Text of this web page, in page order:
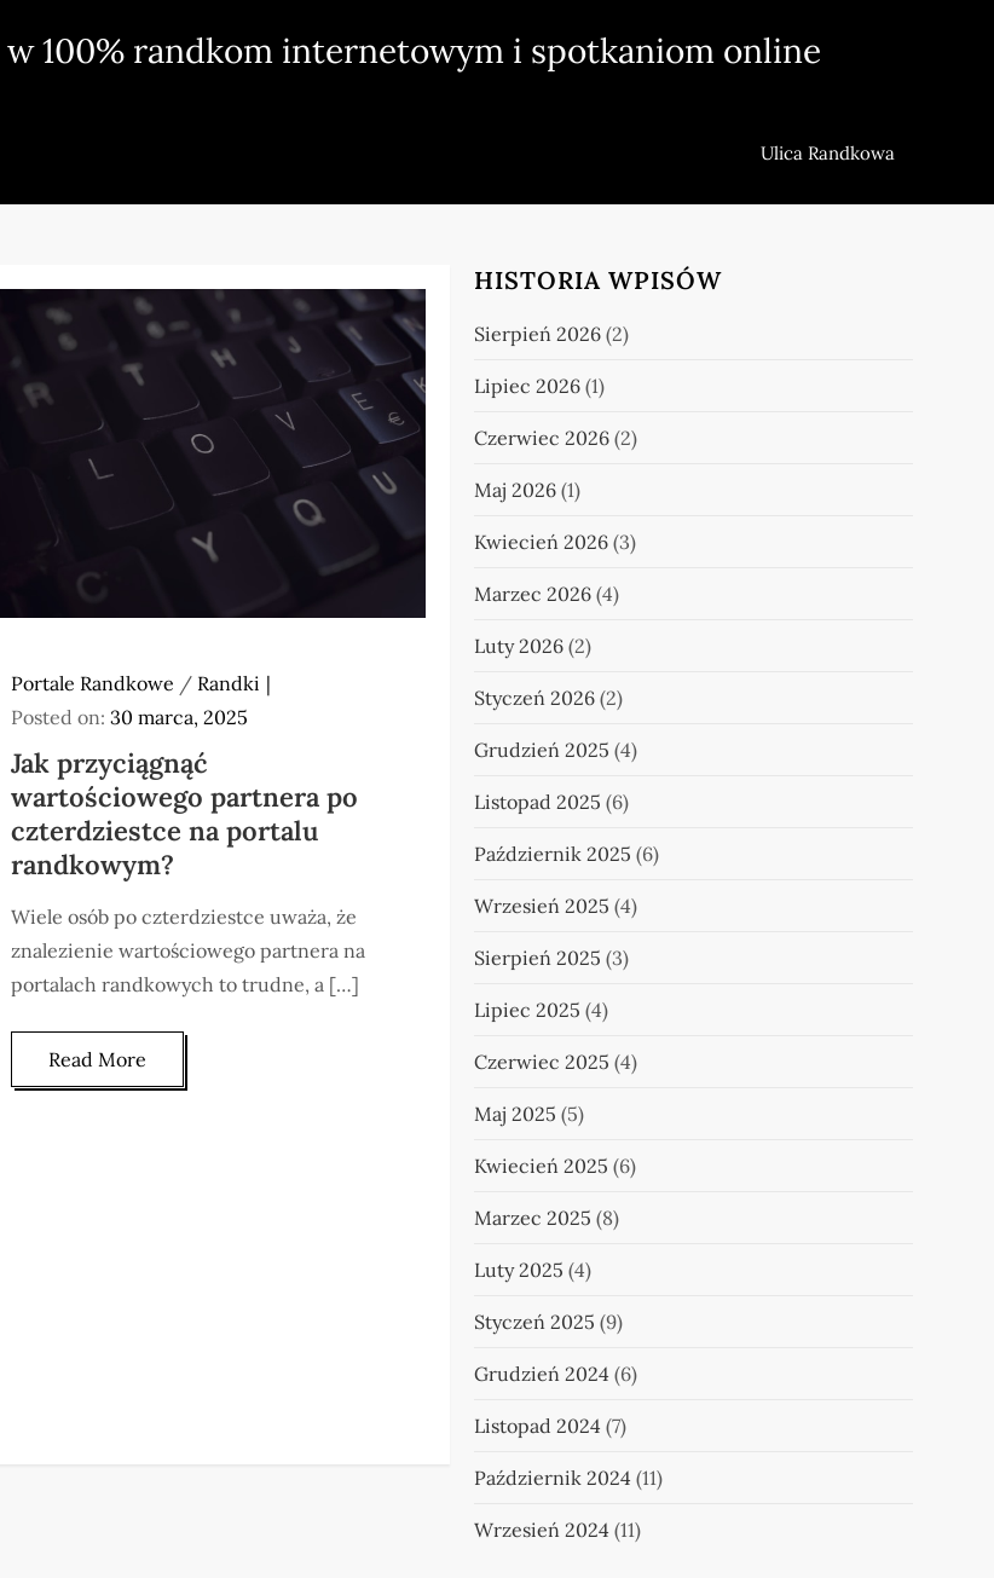
100% randkom internetowym i spotkaniom online
Ulica Randkowa
Portale Randkowe / Randki
Posted on: 30 marca, 2025
Jak przyciągnąć
wartościowego partnera po
czterdziestce na portalu
randkowym?
Wiele osób po czterdziestce uważa, że
znalezienie wartościowego partnera na
portalach randkowych to trudne, a […]
Read More
HISTORIA WPISÓW
Sierpień 2026(2)
Lipiec 2026(1)
Czerwiec 2026(2)
Maj 2026(1)
Kwiecień 2026(3)
Marzec 2026(4)
Luty 2026(2)
Styczeń 2026(2)
Grudzień 2025 (4)
Listopad 2025 (6)
Październik 2025 (6)
Wrzesień 2025 (4)
Sierpień 2025 (3)
Lipiec 2025 (4)
Czerwiec 2025 (4)
Maj 2025 (5)
Kwiecień 2025 (6)
Marzec 2025 (8)
Luty 2025 (4)
Styczeń 2025 (9)
Grudzień 2024(6)
Listopad 2024(7)
Październik 2024(11)
Wrzesień 2024(11)